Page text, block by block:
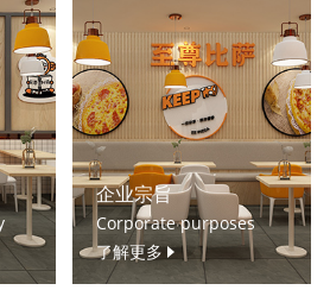
企业宗旨
Corporate purposes
了解更多